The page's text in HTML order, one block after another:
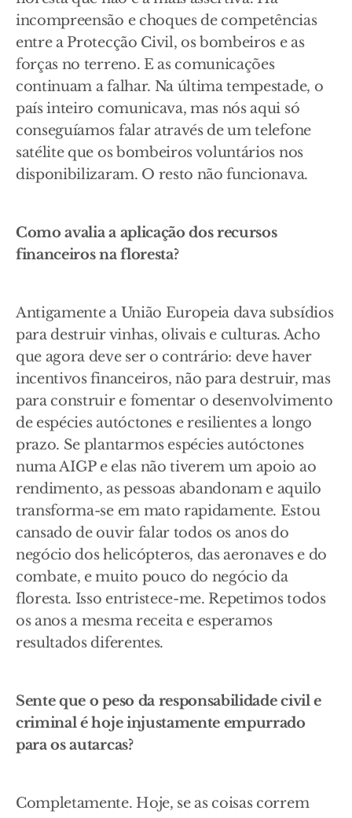
incompreensão e choques de competências
entre a Protecção Civil, os bombeiros e as
forças no terreno. E as comunicações
continuam a falhar. Na última tempestade, o
país inteiro comunicava, mas nós aqui só
conseguíamos falar através de um telefone
satélite que os bombeiros voluntários nos
disponibilizaram. O resto não funcionava.
Como avalia a aplicação dos recursos
financeiros na floresta?
Antigamente a União Europeia dava subsídios
para destruir vinhas, olivais e culturas. Acho
que agora deve ser o contrário: deve haver
incentivos financeiros, não para destruir, mas
para construir e fomentar o desenvolvimento
de espécies autóctones e resilientes a longo
prazo. Se plantarmos espécies autóctones
numa AIGP e elas não tiverem um apoio ao
rendimento, as pessoas abandonam e aquilo
transforma-se em mato rapidamente. Estou
cansado de ouvir falar todos os anos do
negócio dos helicópteros, das aeronaves e do
combate, e muito pouco do negócio da
floresta. Isso entristece-me. Repetimos todos
os anos a mesma receita e esperamos
resultados diferentes.
Sente que o peso da responsabilidade civil e
criminal é hoje injustamente empurrado
para os autarcas?
Completamente. Hoje, se as coisas correm